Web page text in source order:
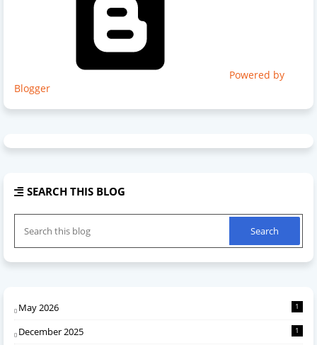
Powered by
Blogger
SEARCH THIS BLOG
May 2026 1
December 2025 1